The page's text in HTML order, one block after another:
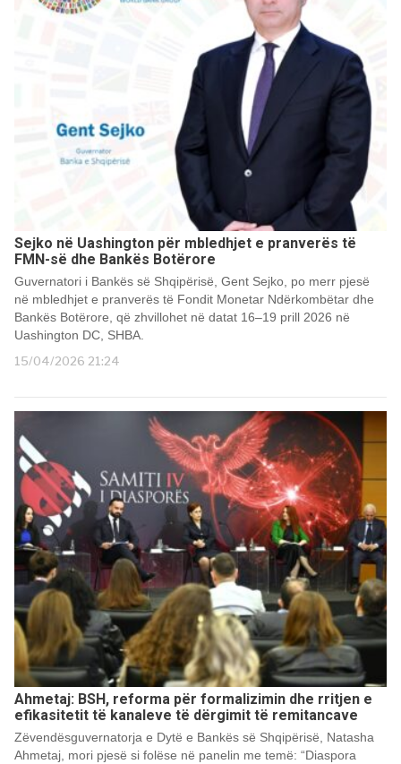
Sejko në Uashington për mbledhjet e pranverës të
FMN-së dhe Bankës Botërore
Guvernatori i Bankës së Shqipërisë, Gent Sejko, po merr pjesë
në mbledhjet e pranverës të Fondit Monetar Ndërkombëtar dhe
Bankës Botërore, që zhvillohet në datat 16–19 prill 2026 në
Uashington DC, SHBA.
15/04/2026 21:24
Ahmetaj: BSH, reforma për formalizimin dhe rritjen e
efikasitetit të kanaleve të dërgimit të remitancave
Zëvendësguvernatorja e Dytë e Bankës së Shqipërisë, Natasha
Ahmetaj, mori pjesë si folëse në panelin me temë: “Diaspora